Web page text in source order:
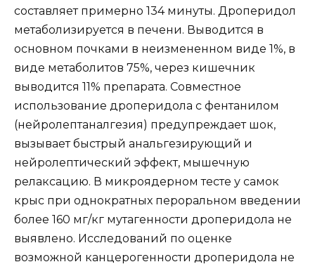
составляет примерно 134 минуты. Дроперидол
метаболизируется в печени. Выводится в
основном почками в неизмененном виде 1%, в
виде метаболитов 75%, через кишечник
выводится 11% препарата. Совместное
использование дроперидола с фентанилом
(нейролептаналгезия) предупреждает шок,
вызывает быстрый анальгезирующий и
нейролептический эффект, мышечную
релаксацию. В микроядерном тесте у самок
крыс при однократных пероральном введении
более 160 мг/кг мутагенности дроперидола не
выявлено. Исследований по оценке
возможной канцерогенности дроперидола не